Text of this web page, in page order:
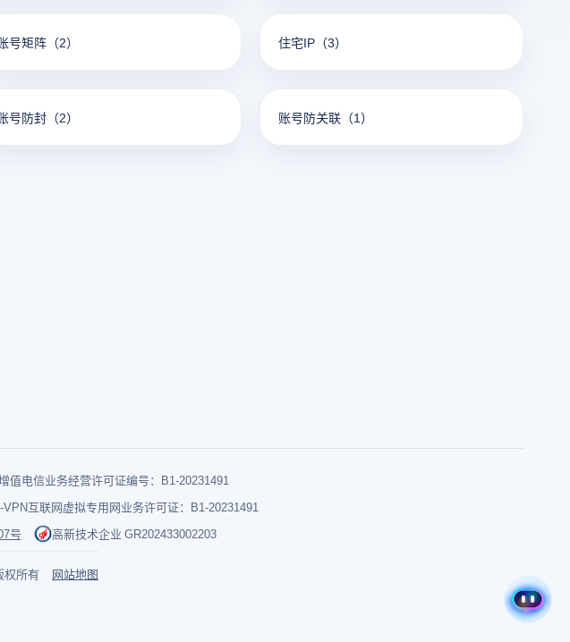
号矩阵 （2） 住宅IP （3）
号防封 （2） 账号防关联 （1）
值电信业务经营许可证编号：B1-20231491
VPN互联网虚拟专用网业务许可证：B1-20231491
号 高新技术企业 GR202433002203
权所有 网站地图